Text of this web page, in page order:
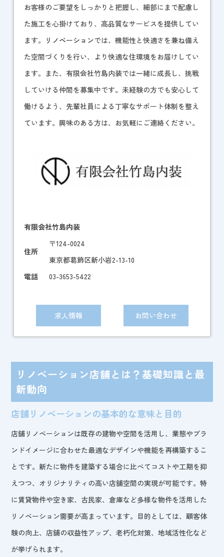
お客様のご要望をしっかりと把握し、細部にまで配慮し
た施工を心掛けており、高品質なサービスを提供してい
ます。
リノベーションでは、機能性と快適さを兼ね備え
た空間づくりを行い、より快適な住環境をお届けしてい
ます。また、有限会社竹島内装では一緒に成長し、挑戦
していける仲間を募集中です。未経験の方でも安心して
働けるよう、先輩社員による丁寧なサポート体制を整え
ています。興味のある方は、お気軽にご連絡ください。
有限会社竹島内装
住所
〒124-0024
東京都葛飾区新小岩2-13-10
電話
03-3653-5422
求人情報 お問い合わせ
リノベーション店舗とは？基礎知識と最
新動向
店舗リノベーションの基本的な意味と目的
店舗リノベーションは既存の建物や空間を活用し、業態やブラ
ンドイメージに合わせた最適なデザインや機能を再構築するこ
とです。新たに物件を建築する場合に比べてコストや工期を抑
えつつ、オリジナリティの高い店舗空間の実現が可能です。特
に賃貸物件や空き家、古民家、倉庫など多様な物件を活用した
リノベーション需要が高まっています。目的としては、顧客体
験の向上、店舗の収益性アップ、老朽化対策、地域活性化など
が挙げられます。